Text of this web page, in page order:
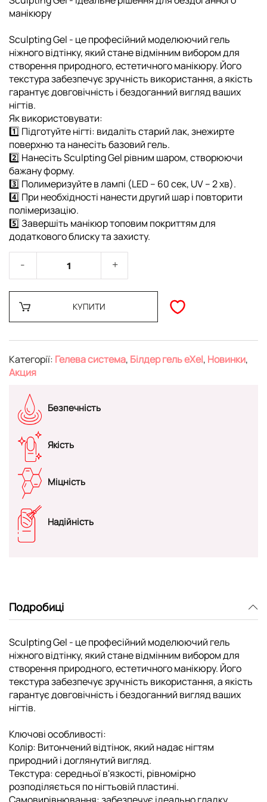
манікюру
Sculpting Gel - це професійний моделюючий гель
ніжного відтінку, який стане відмінним вибором для
створення природного, естетичного манікюру. Його
текстура забезпечує зручність використання, а якість
гарантує довговічність і бездоганний вигляд ваших
нігтів.
Як використовувати:
1️⃣ Підготуйте нігті: видаліть старий лак, знежирте
поверхню та нанесіть базовий гель.
2️⃣ Нанесіть Sculpting Gel рівним шаром, створюючи
бажану форму.
3️⃣ Полимеризуйте в лампі (LED – 60 сек, UV – 2 хв).
4️⃣ При необхідності нанести другий шар і повторити
полімеризацію.
5️⃣ Завершіть манікюр топовим покриттям для
додаткового блиску та захисту.
КУПИТИ
Категорії: Гелева система, Білдер гель eXel, Новинки,
Акция
Безпечність
Якість
Міцність
Надійність
Подробиці
Sculpting Gel - це професійний моделюючий гель
ніжного відтінку, який стане відмінним вибором для
створення природного, естетичного манікюру. Його
текстура забезпечує зручність використання, а якість
гарантує довговічність і бездоганний вигляд ваших
нігтів.
Ключові особливості:
Колір: Витончений відтінок, який надає нігтям
природний і доглянутий вигляд.
Текстура: середньої в'язкості, рівномірно
розподіляється по нігтьовій пластині.